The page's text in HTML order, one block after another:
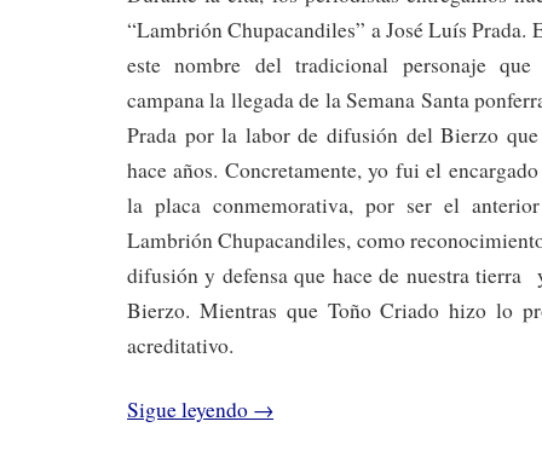
“Lambrión Chupacandiles” a José Luís Prada.
este nombre del tradicional personaje
campana la llegada de la Semana Santa
Prada por la labor de difusión del Bierzo
hace años. Concretamente, yo fui el
la placa conmemorativa, por ser el
Lambrión Chupacandiles, como
difusión y defensa que hace de nuestra tierra
Bierzo. Mientras que Toño Criado hizo lo
acreditativo.
Sigue leyendo →